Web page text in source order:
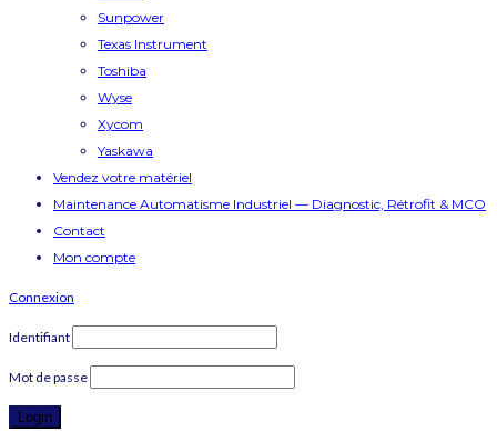
Sunpower
Texas Instrument
Toshiba
Wyse
Xycom
Yaskawa
Vendez votre matériel
Maintenance Automatisme Industriel — Diagnostic, Rétrofit & MCO
Contact
Mon compte
Connexion
Identifiant
Mot de passe